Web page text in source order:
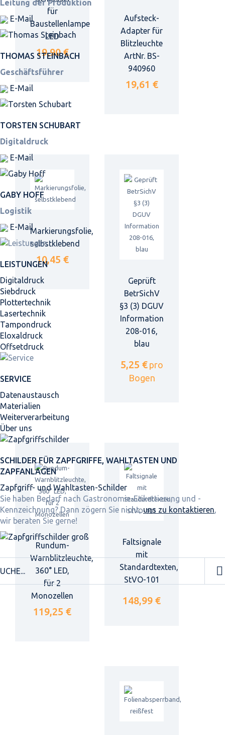
Leitung der Produktion
E-Mail
THOMAS STEINBACH
Geschäftsführer
E-Mail
TORSTEN SCHUBART
Digitaldruck
E-Mail
GABY HOFF
Logistik
E-Mail
LEISTUNGEN
Digitaldruck
Siebdruck
Plottertechnik
Lasertechnik
Tampondruck
Eloxaldruck
Offsetdruck
SERVICE
Datenaustausch
Materialien
Weiterverarbeitung
Über uns
SCHILDER FÜR ZAPFGRIFFE, WAHLTASTEN UND
ZAPFANLAGEN
Zapfgriff- und Wahltasten-Schilder
Sie haben Bedarf nach Gastronomie-Etikettierung und -
Kennzeichnung? Dann zögern Sie nicht,uns zu kontaktieren,
wir beraten Sie gerne!
für
Baustellenlampe
LED
19,90 €
Aufsteck-
Adapter für
Blitzleuchte
ArtNr. BS-
940960
19,61 €
Markierungsfolie,
selbstklebend
10,45 €
Geprüft
BetrSichV
§3 (3) DGUV
Information
208-016,
blau
5,25 € pro
Bogen
Rundum-
Warnblitzleuchte,
360° LED,
für 2
Monozellen
119,25 €
Faltsignale
mit
Standardtexten,
StVO-101
148,99 €